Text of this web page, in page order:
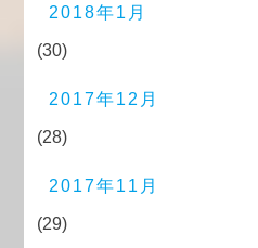
2018年1月
(30)
2017年12月
(28)
2017年11月
(29)